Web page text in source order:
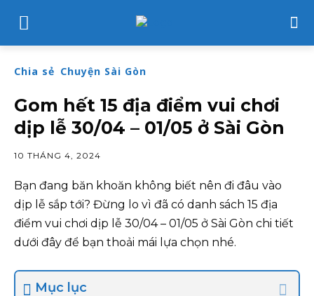
Chia sẻ Chuyện Sài Gòn
Gom hết 15 địa điểm vui chơi
dịp lễ 30/04 – 01/05 ở Sài Gòn
10 THÁNG 4, 2024
Bạn đang băn khoăn không biết nên đi đâu vào
dịp lễ sắp tới? Đừng lo vì đã có danh sách 15 địa
điểm vui chơi dịp lễ 30/04 – 01/05 ở Sài Gòn chi tiết
dưới đây để bạn thoải mái lựa chọn nhé.
Mục lục